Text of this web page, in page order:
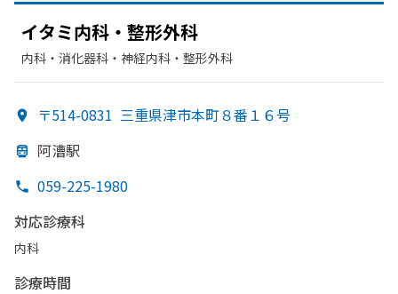
イタミ内科・整形外科
内科・​消化器科・​神経内科・​整形外科
〒514-0831 三重県津市本町８番１６号
阿漕駅
059-225-1980
対応診療科
内科
診療時間